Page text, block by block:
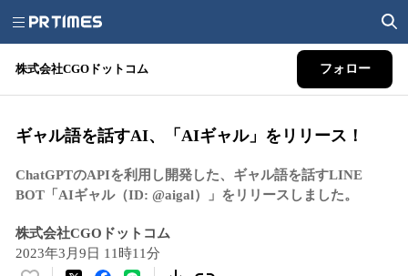
株式会社CGOドットコム フォロー
ギャル語を話すAI、「AIギャル」をリリース！
ChatGPTのAPIを利用し開発した、ギャル語を話すLINE
BOT「AIギャル（ID: @aigal）」をリリースしました。
株式会社CGOドットコム
2023年3月9日 11時11分